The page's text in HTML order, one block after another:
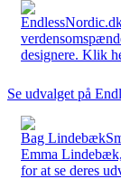
designere. Klik
Se udvalget på
Bag
Emma
for at se deres